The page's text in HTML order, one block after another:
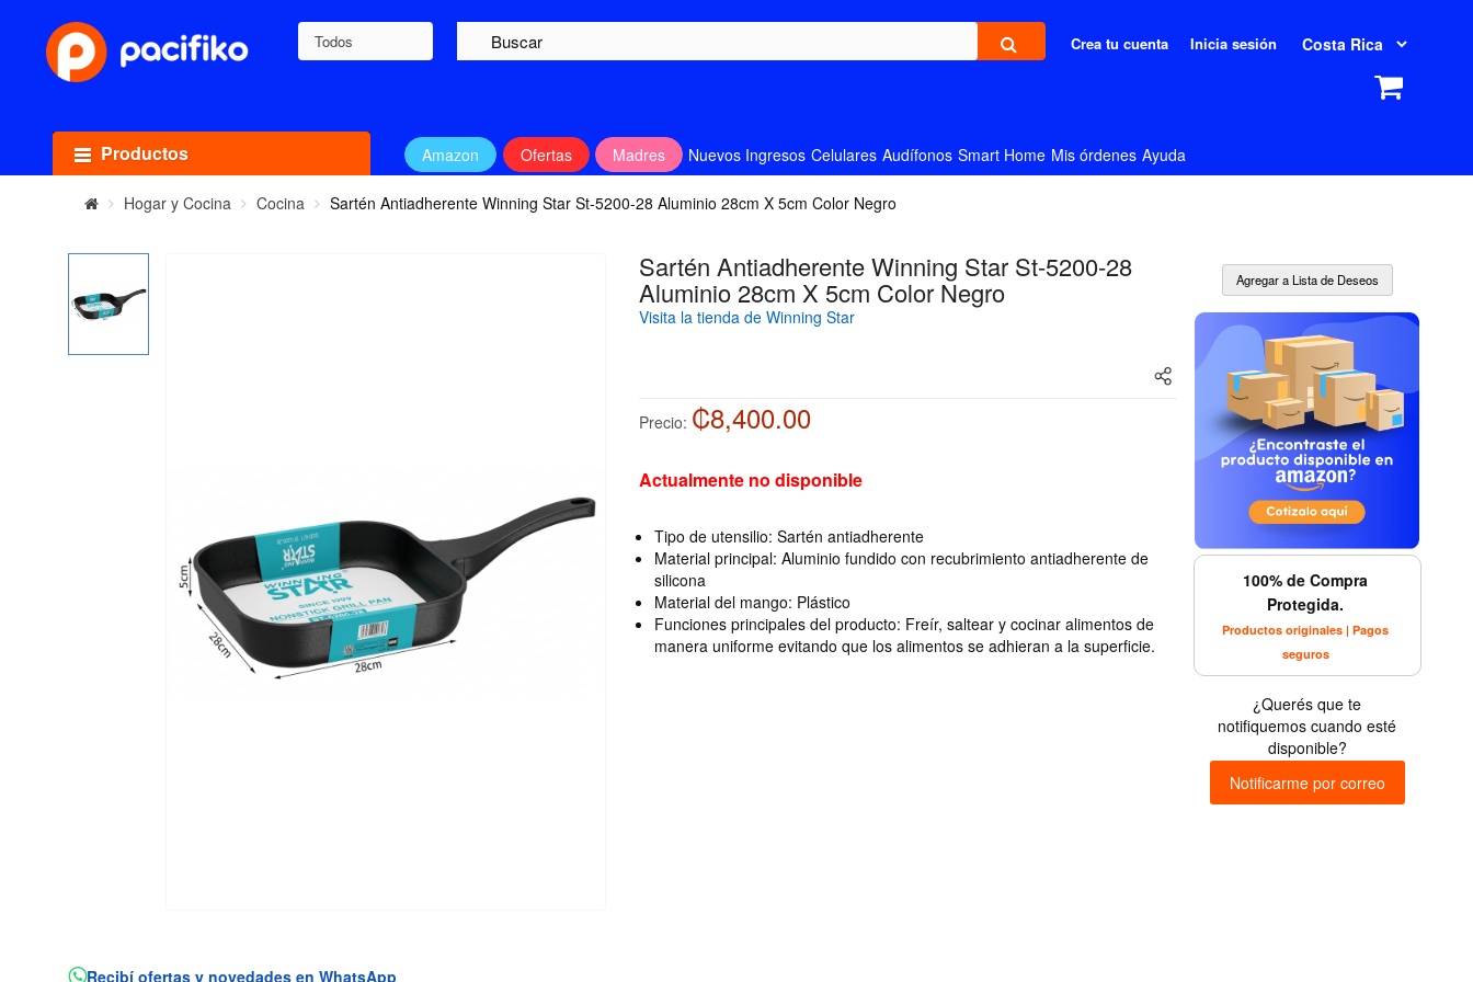
Todos Crea tu cuenta Inicia sesión
Productos Amazon Ofertas Madres Nuevos Ingresos Celulares Audífonos Smart Home Mis órdenes Ayuda
Hogar y Cocina Cocina Sartén Antiadherente Winning Star St-5200-28 Aluminio 28cm X 5cm Color Negro
Sartén Antiadherente Winning Star St-5200-28
Aluminio 28cm X 5cm Color Negro
Visita la tienda de Winning Star
Precio: ₡8,400.00
Actualmente no disponible
Tipo de utensilio: Sartén antiadherente
Material principal: Aluminio fundido con recubrimiento antiadherente de
silicona
Material del mango: Plástico
Funciones principales del producto: Freír, saltear y cocinar alimentos de
manera uniforme evitando que los alimentos se adhieran a la superficie.
100% de Compra
Protegida.
Productos originales | Pagos
seguros
¿Querés que te
notifiquemos cuando esté
disponible?
Notificarme por correo
Recibí ofertas y novedades en WhatsApp